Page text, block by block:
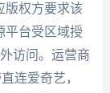
版权方要求该
平台受区域授
访问。运营商
连爱奇艺，